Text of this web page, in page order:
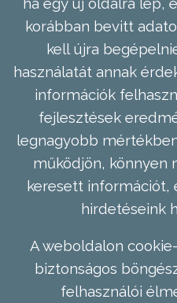
korábban bevitt
kell újra
használatát annak
információk
fejlesztések
legnagyobb
működjön, könnyen
keresett információt,
hirdetéseink
A weboldalon
biztonságos
felhasználói